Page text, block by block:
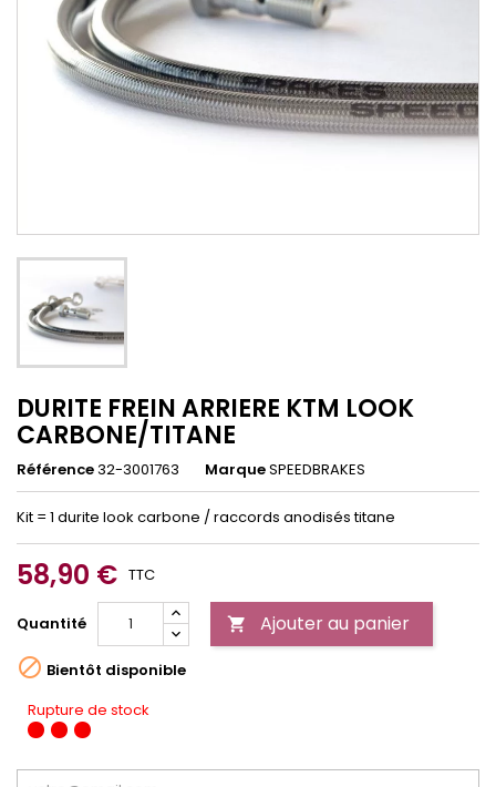
DURITE FREIN ARRIERE KTM LOOK
CARBONE/TITANE
Référence32-3001763 MarqueSPEEDBRAKES
Kit = 1 durite look carbone / raccords anodisés titane
58,90 € TTC
Quantité  Ajouter au panier
 Bientôt disponible
Rupture de stock